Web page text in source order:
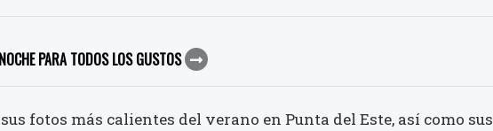
PARA TODOS LOS GUSTOS
fotos más calientes del verano en Punta del Este, así como sus